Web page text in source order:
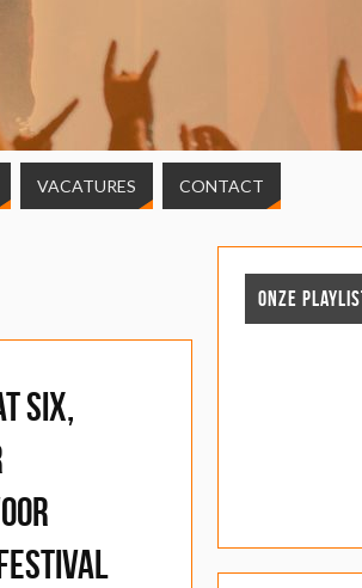
VACATURES CONTACT
Six,
ONZE